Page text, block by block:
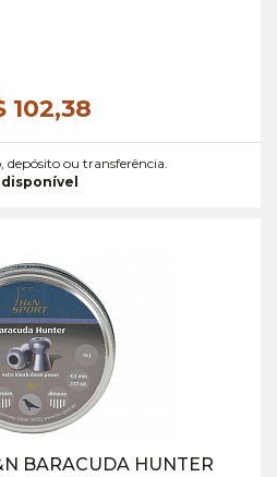
102,38
depósito ou transferência.
BARACUDA HUNTER